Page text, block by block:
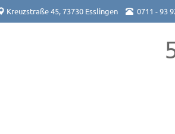
Kreuzstraße 45, 73730 Esslingen 0711 - 93